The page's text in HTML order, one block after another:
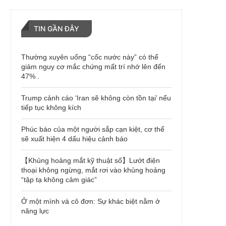
TIN GẦN ĐÂY
Thường xuyên uống “cốc nước này” có thể
giảm nguy cơ mắc chứng mất trí nhớ lên đến
47% .
Trump cảnh cáo ‘Iran sẽ không còn tồn tại’ nếu
tiếp tục không kích
Phúc báo của một người sắp cạn kiệt, cơ thể
sẽ xuất hiện 4 dấu hiệu cảnh báo
【Khủng hoảng mắt kỹ thuật số】Lướt điện
thoại không ngừng, mắt rơi vào khủng hoảng
“tập tạ không cảm giác”
Ở một mình và cô đơn: Sự khác biệt nằm ở
năng lực